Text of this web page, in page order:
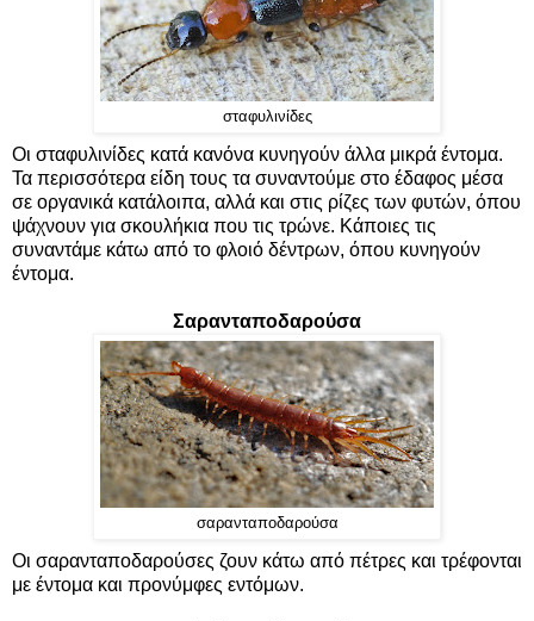
σταφυλινίδες
Οι σταφυλινίδες κατά κανόνα κυνηγούν άλλα μικρά έντομα.
Τα περισσότερα είδη τους τα συναντούμε στο έδαφος μέσα
σε οργανικά κατάλοιπα, αλλά και στις ρίζες των φυτών, όπου
ψάχνουν για σκουλήκια που τις τρώνε. Κάποιες τις
συναντάμε κάτω από το φλοιό δέντρων, όπου κυνηγούν
έντομα.
Σαρανταποδαρούσα
σαρανταποδαρούσα
Οι σαρανταποδαρούσες ζουν κάτω από πέτρες και τρέφονται
με έντομα και προνύμφες εντόμων.